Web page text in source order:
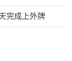
完成上外牌